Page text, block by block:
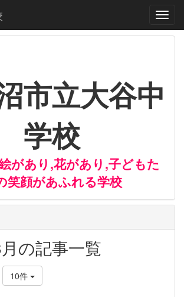
市立大谷中
学校
があり,花があり,子どもた
笑顔があふれる学校
の記事一覧
10件